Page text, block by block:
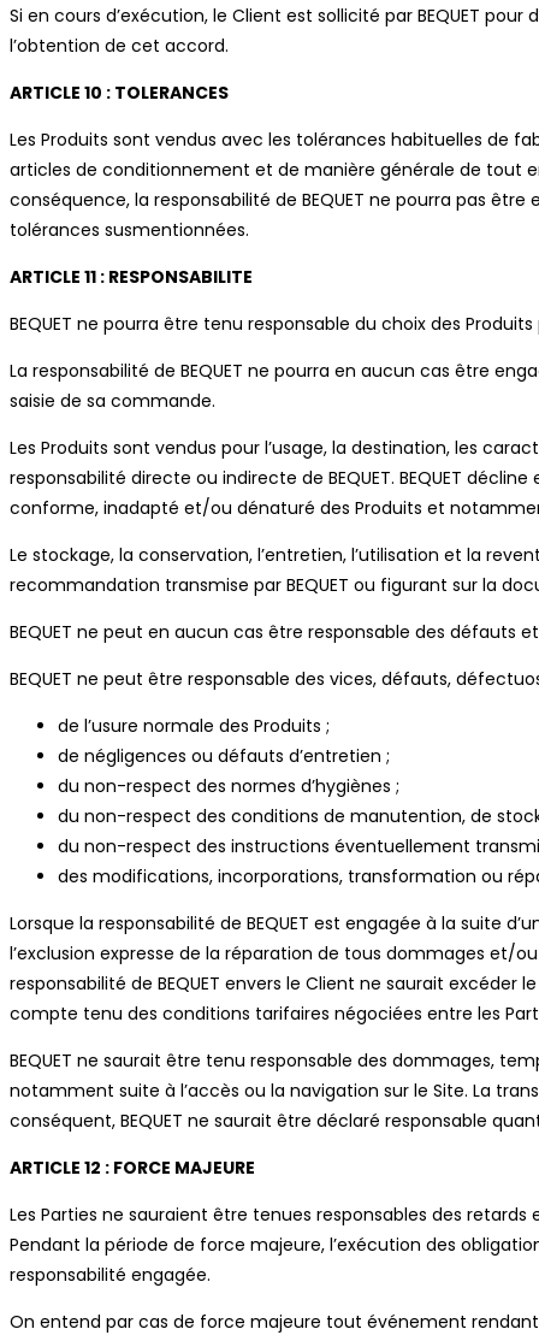
Si en cours d’exécution, le Client est sollicité par BEQUET
l’obtention de cet accord.
ARTICLE 10 : TOLERANCES
Les Produits sont vendus avec les tolérances habituelles de
articles de conditionnement et de manière générale de tout
conséquence, la responsabilité de BEQUET ne pourra pas
tolérances susmentionnées.
ARTICLE 11 : RESPONSABILITE
BEQUET ne pourra être tenu responsable du choix des
La responsabilité de BEQUET ne pourra en aucun cas être
saisie de sa commande.
Les Produits sont vendus pour l’usage, la destination, les
responsabilité directe ou indirecte de BEQUET. BEQUET
conforme, inadapté et/ou dénaturé des Produits et
Le stockage, la conservation, l’entretien, l’utilisation et la
recommandation transmise par BEQUET ou figurant sur la
BEQUET ne peut en aucun cas être responsable des
BEQUET ne peut être responsable des vices, défauts,
de l’usure normale des Produits ;
de négligences ou défauts d’entretien ;
du non-respect des normes d’hygiènes ;
du non-respect des conditions de manutention, de
du non-respect des instructions éventuellement
des modifications, incorporations, transformation ou
Lorsque la responsabilité de BEQUET est engagée à la suite
l’exclusion expresse de la réparation de tous dommages et/
responsabilité de BEQUET envers le Client ne saurait
compte tenu des conditions tarifaires négociées entre les
BEQUET ne saurait être tenu responsable des dommages,
notamment suite à l’accès ou la navigation sur le Site. La
conséquent, BEQUET ne saurait être déclaré responsable
ARTICLE 12 : FORCE MAJEURE
Les Parties ne sauraient être tenues responsables des
Pendant la période de force majeure, l’exécution des
responsabilité engagée.
On entend par cas de force majeure tout événement